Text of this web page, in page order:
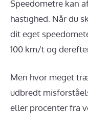
Speedometre kan
hastighed. Når du
dit eget
100 km/t og
Men hvor meget
udbredt
eller procenter fra